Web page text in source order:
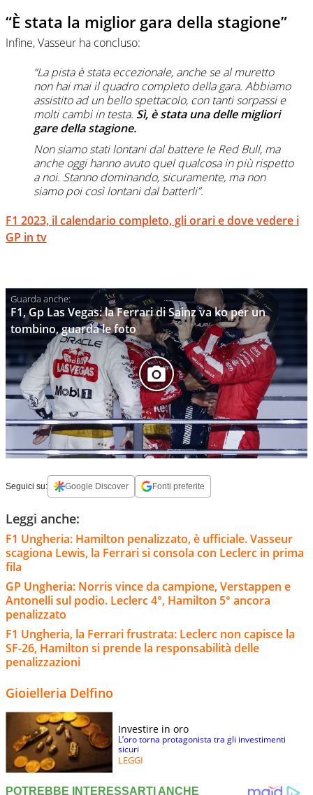
“È stata la miglior gara della stagione”
Infine, Vasseur ha concluso:
“La pista è stata eccezionale, anche se al muretto
non hai mai il quadro completo della gara. Abbiamo
assistito ad un bello spettacolo, con tanti sorpassi e
molti cambi in testa. Sì, è stata una delle migliori
gare della stagione.
Non siamo stati lontani dal battere le Red Bull, ma
anche oggi hanno avuto quel qualcosa in più rispetto
a noi. Stanno dominando, sicuramente, ma non
siamo poi così lontani dal batterli”.
F1 2023, il calendario completo, gli orari e dove vedere i
GP in tv
F1, Gp Las Vegas: la Ferrari di Sainz va ko per un
tombino, guarda le foto
Seguici su: Google Discover Fonti preferite
Leggi anche:
F1 Ungheria: Hamilton penalizzato, è ufficiale. Vasseur
scagiona Lewis, la Ferrari si consola con Leclerc in prima
fila
GP Ungheria: Norris vince da campione, Verstappen e
Antonelli sul podio. Leclerc 4°, Hamilton 5° ancora
penalizzato
F1 Ungheria, la Ferrari frustrata: Leclerc non capisce la
SF-26, Hamilton si prende la responsabilità delle
penalizzazioni
Gioielleria Delfino
Investire in oro
L’oro torna protagonista tra gli investimenti
sicuri
LEGGI